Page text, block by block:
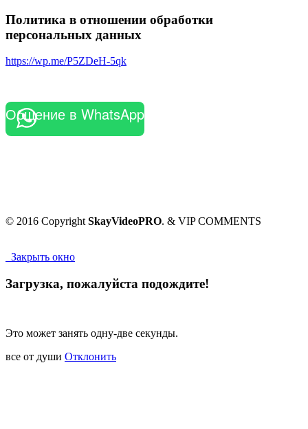
Политика в отношении обработки
персональных данных
https://wp.me/P5ZDeH-5qk
Общение в WhatsApp
© 2016 Copyright SkayVideoPRO. & VIP COMMENTS
Закрыть окно
Загрузка, пожалуйста подождите!
Это может занять одну-две секунды.
все от души Отклонить